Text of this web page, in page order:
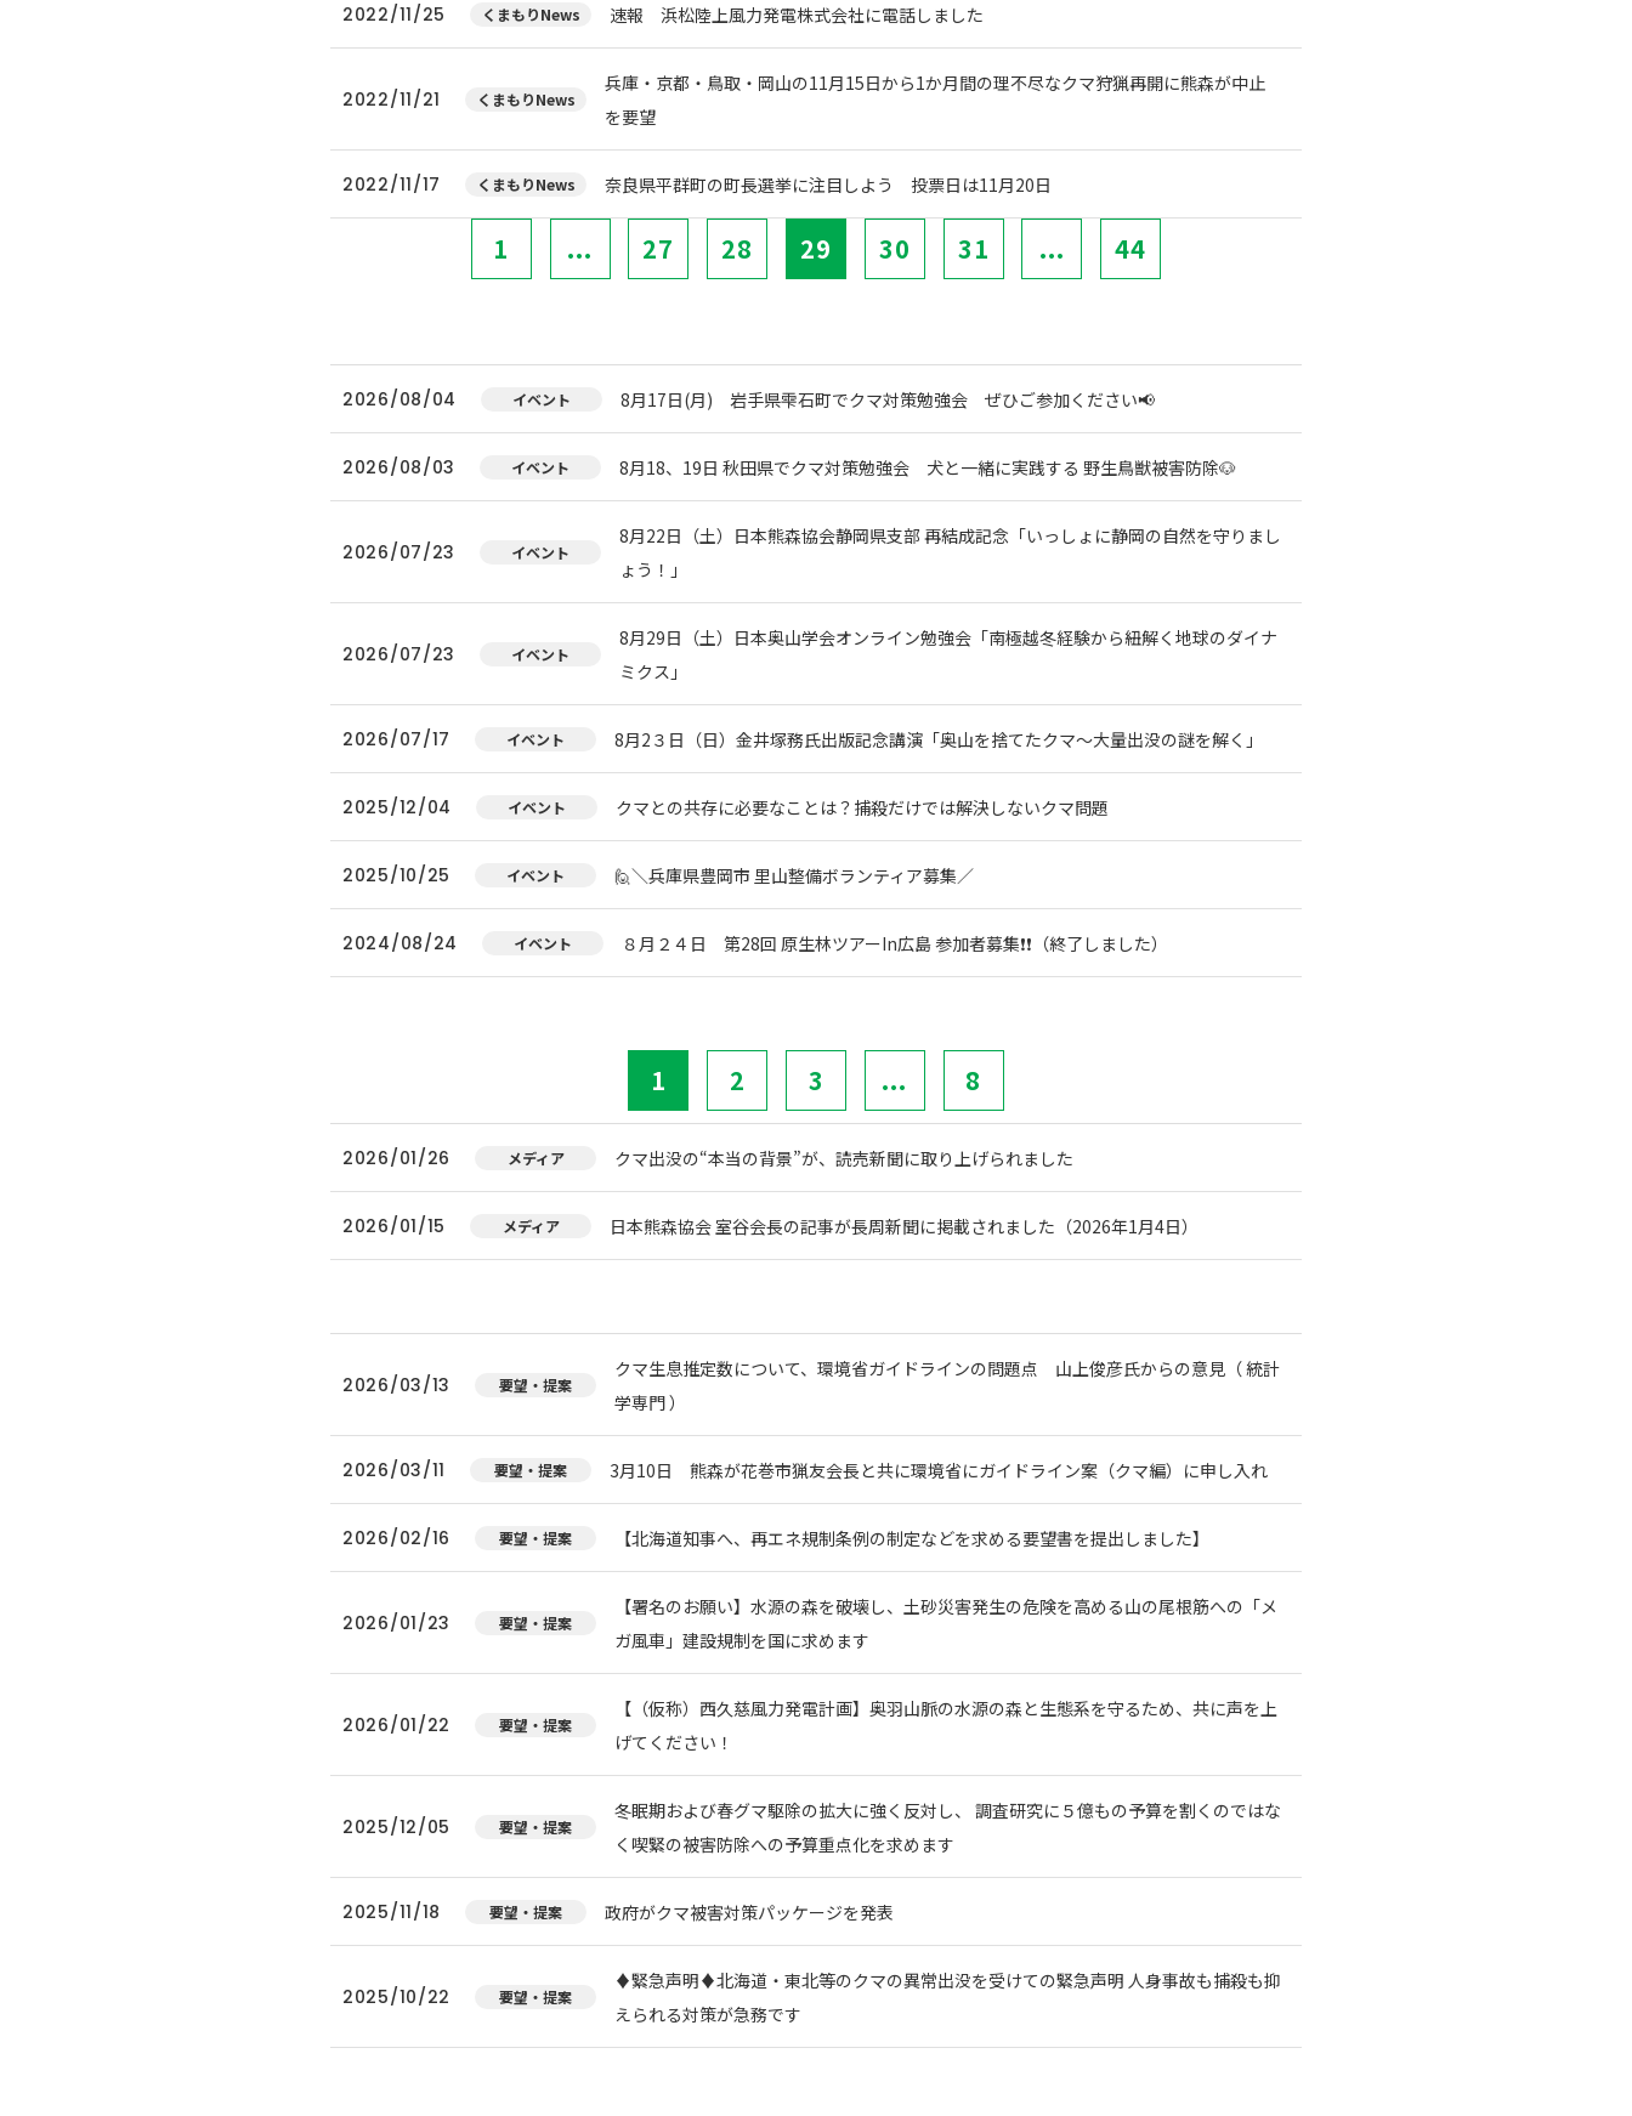
2022/11/25 くまもりNews 速報 浜松陸上風力発電株式会社に電話しました
2022/11/21 くまもりNews
兵庫・京都・鳥取・岡山の11月15日から1か月間の理不尽なクマ狩猟再開に熊森が中止
を要望
2022/11/17 くまもりNews 奈良県平群町の町長選挙に注目しよう 投票日は11月20日
1 ... 27 28 29 30 31 ... 44
2026/08/04 イベント 8月17日(月) 岩手県雫石町でクマ対策勉強会 ぜひご参加ください📢
2026/08/03 イベント 8月18、19日 秋田県でクマ対策勉強会 犬と一緒に実践する 野生鳥獣被害防除🐶
2026/07/23 イベント
8月22日（土）日本熊森協会静岡県支部 再結成記念「いっしょに静岡の自然を守りまし
ょう！」
2026/07/23 イベント
8月29日（土）日本奥山学会オンライン勉強会「南極越冬経験から紐解く地球のダイナ
ミクス」
2026/07/17 イベント 8月2３日（日）金井塚務氏出版記念講演「奥山を捨てたクマ～大量出没の謎を解く」
2025/12/04 イベント クマとの共存に必要なことは？捕殺だけでは解決しないクマ問題
2025/10/25 イベント 🙋＼兵庫県豊岡市 里山整備ボランティア募集／
2024/08/24 イベント ８月２４日 第28回 原生林ツアーIn広島 参加者募集❗❗（終了しました）
1 2 3 ... 8
2026/01/26 メディア クマ出没の“本当の背景”が、読売新聞に取り上げられました
2026/01/15 メディア 日本熊森協会 室谷会長の記事が長周新聞に掲載されました（2026年1月4日）
2026/03/13 要望・提案
クマ生息推定数について、環境省ガイドラインの問題点 山上俊彦氏からの意見（ 統計
学専門 ）
2026/03/11 要望・提案 3月10日 熊森が花巻市猟友会長と共に環境省にガイドライン案（クマ編）に申し入れ
2026/02/16 要望・提案 【北海道知事へ、再エネ規制条例の制定などを求める要望書を提出しました】
2026/01/23 要望・提案
【署名のお願い】水源の森を破壊し、土砂災害発生の危険を高める山の尾根筋への「メ
ガ風車」建設規制を国に求めます
2026/01/22 要望・提案
【（仮称）西久慈風力発電計画】奥羽山脈の水源の森と生態系を守るため、共に声を上
げてください！
2025/12/05 要望・提案
冬眠期および春グマ駆除の拡大に強く反対し、 調査研究に５億もの予算を割くのではな
く喫緊の被害防除への予算重点化を求めます
2025/11/18 要望・提案 政府がクマ被害対策パッケージを発表
2025/10/22 要望・提案
♦️緊急声明♦️北海道・東北等のクマの異常出没を受けての緊急声明 人身事故も捕殺も抑
えられる対策が急務です